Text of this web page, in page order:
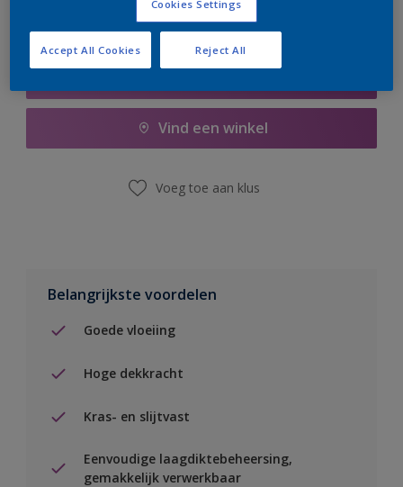
Vind een winkel
Voeg toe aan klus
Belangrijkste voordelen
Goede vloeiing
Hoge dekkracht
Kras- en slijtvast
Eenvoudige laagdiktebeheersing,
gemakkelijk verwerkbaar
Cookies Settings
Reject All
Accept All Cookies